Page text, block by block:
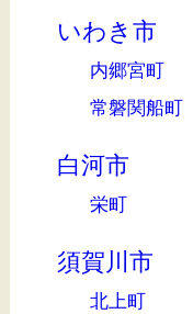
いわき市
内郷宮町
常磐関船町
白河市
栄町
須賀川市
北上町